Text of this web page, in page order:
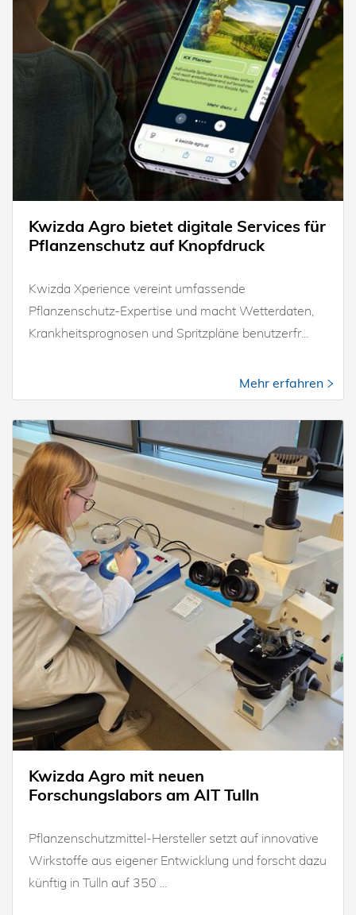
Kwizda Agro bietet digitale Services für
Pflanzenschutz auf Knopfdruck
Kwizda Xperience vereint umfassende
Pflanzenschutz-Expertise und macht Wetterdaten,
Krankheitsprognosen und Spritzpläne benutzerfr...
Mehr erfahren
Kwizda Agro mit neuen
Forschungslabors am AIT Tulln
Pflanzenschutzmittel-Hersteller setzt auf innovative
Wirkstoffe aus eigener Entwicklung und forscht dazu
künftig in Tulln auf 350 ...